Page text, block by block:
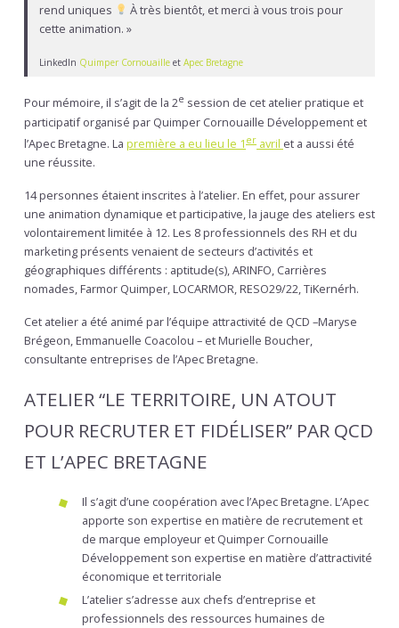
rend uniques
À très bientôt, et merci à vous trois pour
cette animation. »
LinkedIn Quimper Cornouailleet Apec Bretagne
Pour mémoire, il s’agit de la 2e session de cet atelier pratique et
participatif organisé par Quimper Cornouaille Développement et
l’Apec Bretagne. La première a eu lieu le 1 er avril et a aussi été
une réussite.
14 personnes étaient inscrites à l’atelier. En effet, pour assurer
une animation dynamique et participative, la jauge des ateliers est
volontairement limitée à 12. Les 8 professionnels des RH et du
marketing présents venaient de secteurs d’activités et
géographiques différents : aptitude(s), ARINFO, Carrières
nomades, Farmor Quimper, LOCARMOR, RESO29/22, TiKernérh.
Cet atelier a été animé par l’équipe attractivité de QCD –Maryse
Brégeon, Emmanuelle Coacolou – et Murielle Boucher,
consultante entreprises de l’Apec Bretagne.
ATELIER “LE TERRITOIRE, UN ATOUT
POUR RECRUTER ET FIDÉLISER” PAR QCD
ET L’APEC BRETAGNE
Il s’agit d’une coopération avec l’Apec Bretagne. L’Apec
apporte son expertise en matière de recrutement et
de marque employeur et Quimper Cornouaille
Développement son expertise en matière d’attractivité
économique et territoriale
L’atelier s’adresse aux chefs d’entreprise et
professionnels des ressources humaines de